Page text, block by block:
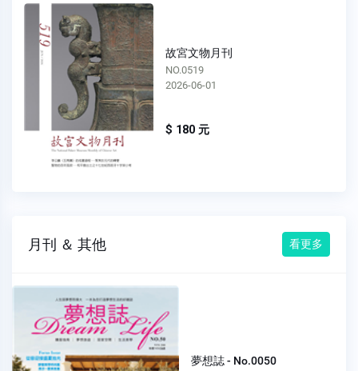
故宮文物月刊
NO.0518
2026-05-01
$ 180 元
月刊 ＆ 其他 看更多
夢想誌 - No.0050